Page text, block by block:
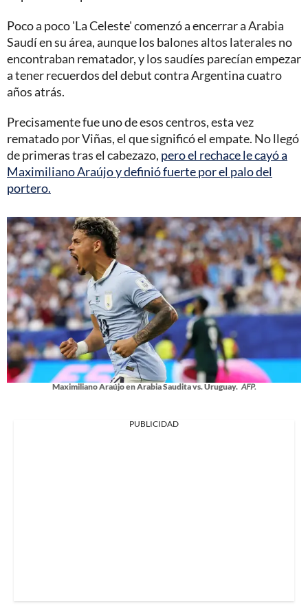
Poco a poco 'La Celeste' comenzó a encerrar a Arabia
Saudí en su área, aunque los balones altos laterales no
encontraban rematador, y los saudíes parecían empezar
a tener recuerdos del debut contra Argentina cuatro
años atrás.
Precisamente fue uno de esos centros, esta vez
rematado por Viñas, el que significó el empate. No llegó
de primeras tras el cabezazo, pero el rechace le cayó a
Maximiliano Araújo y definió fuerte por el palo del
portero.
Maximiliano Araújo en Arabia Saudita vs. Uruguay. AFP.
PUBLICIDAD